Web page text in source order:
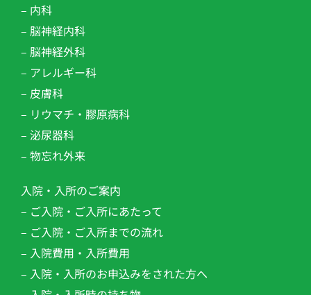
– 内科
– 脳神経内科
– 脳神経外科
– アレルギー科
– 皮膚科
– リウマチ・膠原病科
– 泌尿器科
– 物忘れ外来
入院・入所のご案内
– ご入院・ご入所にあたって
– ご入院・ご入所までの流れ
– 入院費用・入所費用
– 入院・入所のお申込みをされた方へ